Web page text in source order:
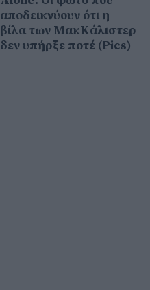
αποδεικνύουν ότι η
βίλα των MακΚάλιστερ
δεν υπήρξε ποτέ (Pics)